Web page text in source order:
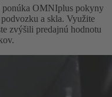
ponúka OMNIplus pokyny
a skla. Využite
zvýšili predajnú hodnotu